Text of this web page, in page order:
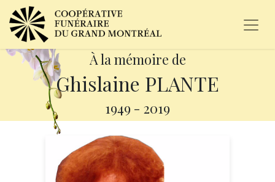
À la mémoire de
Ghislaine PLANTE
1949 - 2019